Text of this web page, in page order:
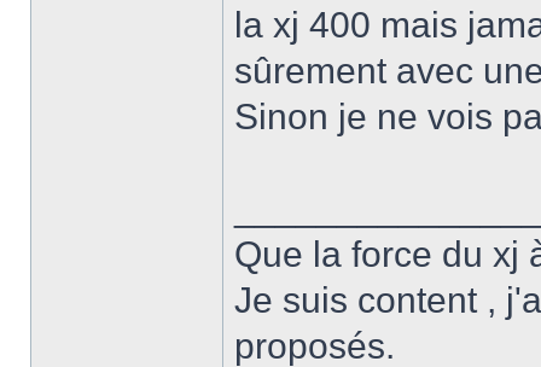
la xj 400 mais
sûrement avec
Sinon je ne vois
Que la force du xj
Je suis content ,
proposés.